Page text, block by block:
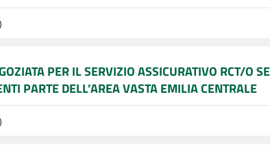
PER IL SERVIZIO ASSICURATIVO RCT/O
PARTE DELL’AREA VASTA EMILIA CENTRALE